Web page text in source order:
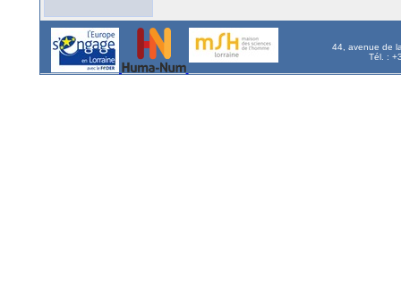
44, avenue de
Tél. :